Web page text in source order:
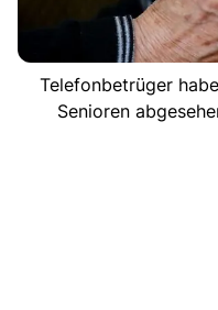
Telefonbetrüger
Senioren